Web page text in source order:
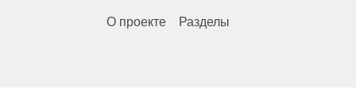
О проекте Разделы